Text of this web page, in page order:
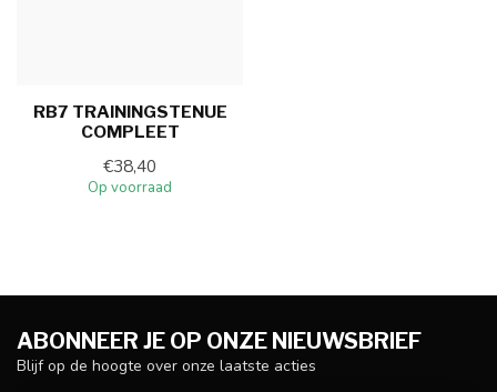
RB7 TRAININGSTENUE
COMPLEET
€38,40
Op voorraad
ABONNEER JE OP ONZE NIEUWSBRIEF
Blijf op de hoogte over onze laatste acties